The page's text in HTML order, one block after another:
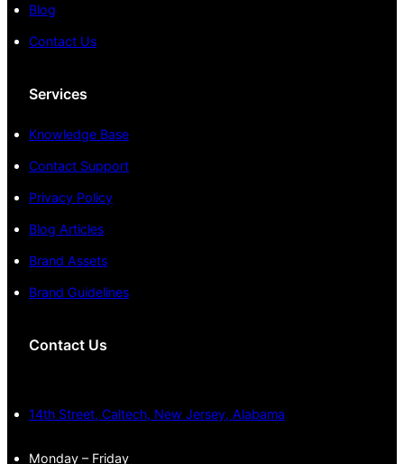
Blog
Contact Us
Services
Knowledge Base
Contact Support
Privacy Policy
Blog Articles
Brand Assets
Brand Guidelines
Contact Us
14th Street, Caltech, New Jersey, Alabama
Monday – Friday